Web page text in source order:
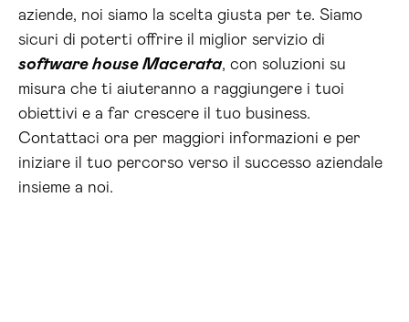
aziende, noi siamo la scelta giusta per te. Siamo
sicuri di poterti offrire il miglior servizio di
software house Macerata, con soluzioni su
misura che ti aiuteranno a raggiungere i tuoi
obiettivi e a far crescere il tuo business.
Contattaci ora per maggiori informazioni e per
iniziare il tuo percorso verso il successo aziendale
insieme a noi.